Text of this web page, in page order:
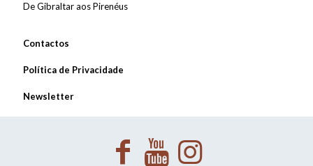
De Gibraltar aos Pirenéus
Contactos
Política de Privacidade
Newsletter